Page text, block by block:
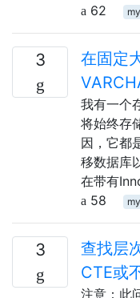
62
3
在固定
我有一个
将始终存
因，它都
移数据库
在带有
58
3
查找层
CTE或
注意：此